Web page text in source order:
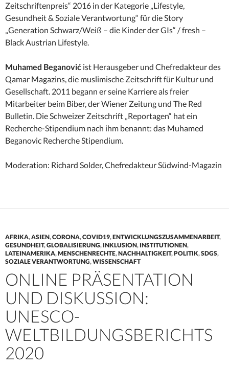
Zeitschriftenpreis“ 2016 in der Kategorie „Lifestyle,
Gesundheit & Soziale Verantwortung“ für die Story
„Generation Schwarz/Weiß – die Kinder der GIs“ / fresh –
Black Austrian Lifestyle.
Muhamed Beganović ist Herausgeber und Chefredakteur des
Qamar Magazins, die muslimische Zeitschrift für Kultur und
Gesellschaft. 2011 begann er seine Karriere als freier
Mitarbeiter beim Biber, der Wiener Zeitung und The Red
Bulletin. Die Schweizer Zeitschrift „Reportagen“ hat ein
Recherche-Stipendium nach ihm benannt: das Muhamed
Beganovic Recherche Stipendium.
Moderation: Richard Solder, Chefredakteur Südwind-Magazin
AFRIKA,ASIEN,CORONA,COVID19,ENTWICKLUNGSZUSAMMENARBEIT,
GESUNDHEIT,GLOBALISIERUNG, INKLUSION, INSTITUTIONEN,
LATEINAMERIKA,MENSCHENRECHTE,NACHHALTIGKEIT,POLITIK,SDGS,
SOZIALE VERANTWORTUNG,WISSENSCHAFT
ONLINE PRÄSENTATION
UND DISKUSSION:
UNESCO-
WELTBILDUNGSBERICHTS
2020